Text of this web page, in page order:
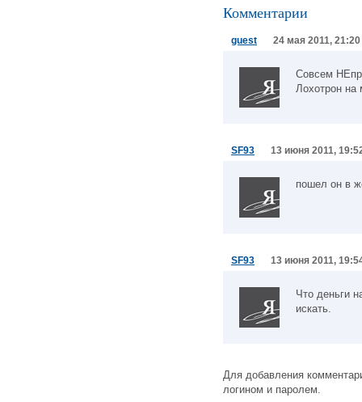
Комментарии
guest 24 мая 2011, 21:20
Совсем
Лохотрон на
SF93 13 июня 2011,
пошел он в
SF93 13 июня 2011,
Что деньги
искать.
Для добавления
логином и паролем.